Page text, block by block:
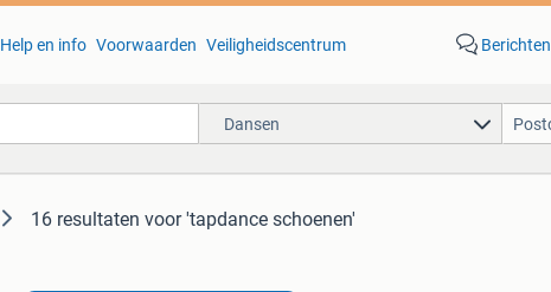
Help en info Voorwaarden Veiligheidscentrum Berichten
Dansen
16 resultaten voor 'tapdance schoenen'